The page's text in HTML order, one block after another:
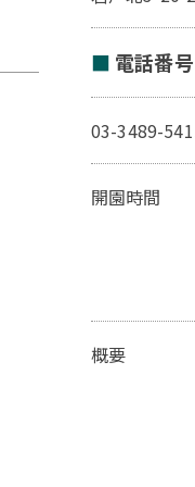
電話番号
03-3489-
開園時間
概要